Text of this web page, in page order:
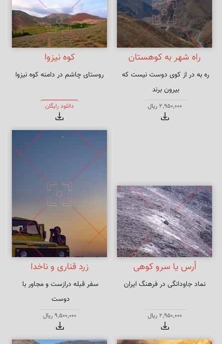
راه شهر به کوهستان
ره به در از کوی دوست نیست که
سلسله پای جمع زلف پریشان
اوست
2,950,000 ریال
کوه نیزوا
روستای چاشم در دامنه کوه نیزوا
دانلود رایگان
اُرس یا سرو کوهی
نماد جاودانگی در فرهنگ ایران
2,950,000 ریال
زرد قناری و ناخدا
سفر قبله درازست و مجاور با
روی در قبله معنی به بیابان نرود
9,500,000 ریال